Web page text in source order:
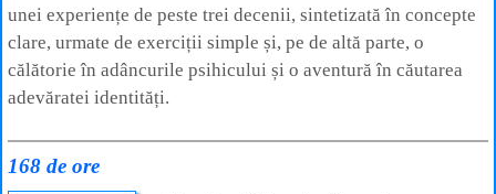
unei experiențe de peste trei decenii, sintetizată în concepte
clare, urmate de exerciții simple și, pe de altă parte, o
călătorie în adâncurile psihicului și o aventură în căutarea
adevăratei identități.
168 de ore